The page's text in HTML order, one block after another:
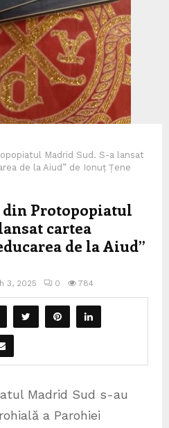
Madrid Sud. S-a lansat
de la Aiud” de Ionuț Țene
Protopopiatul
cartea
de la Aiud”
3, 2025 0 784
Madrid Sud s-au
a Parohiei